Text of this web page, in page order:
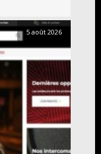
5 août 2026